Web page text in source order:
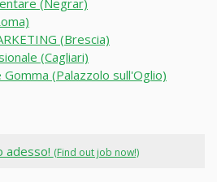
(Negrar)
(Brescia)
(Cagliari)
(Palazzolo sull'Oglio)
adesso! (Find out job now!)